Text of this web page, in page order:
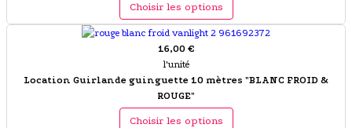
Choisir les options
16,00 €
l'unité
Location Guirlande guinguette 10 mètres "BLANC FROID &
ROUGE"
Choisir les options